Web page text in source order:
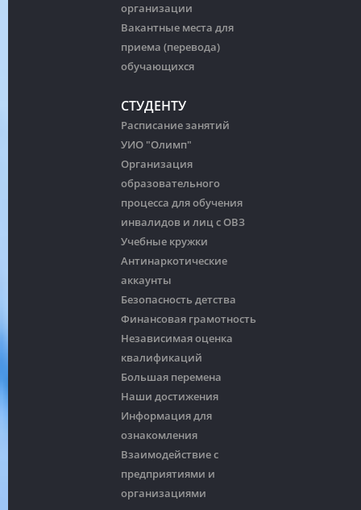
организации
Вакантные места для
приема (перевода)
обучающихся
СТУДЕНТУ
Расписание занятий
УИО "Олимп"
Организация
образовательного
процесса для обучения
инвалидов и лиц с ОВЗ
Учебные кружки
Антинаркотические
аккаунты
Безопасность детства
Финансовая грамотность
Независимая оценка
квалификаций
Большая перемена
Наши достижения
Информация для
ознакомления
Взаимодействие с
предприятиями и
организациями